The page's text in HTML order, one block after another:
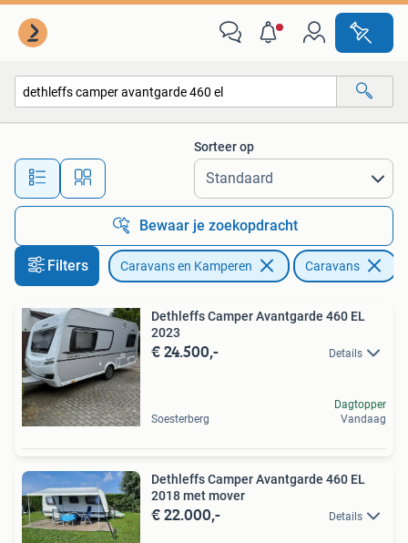
Alle afstanden…
Sorteer op
Bewaar je zoekopdracht
Filters Caravans en Kamperen Caravans
Dethleffs Camper Avantgarde 460 EL
2023
€ 24.500,- Details
Soesterberg
Dagtopper
Vandaag
Dethleffs Camper Avantgarde 460 EL
2018 met mover
€ 22.000,- Details